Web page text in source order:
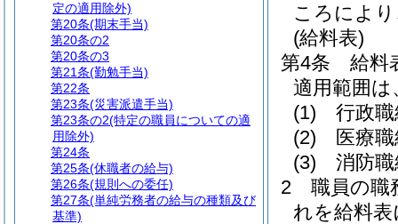
ころによ
(給料表)
第4条
給料
適用範囲
(1)
行政
(2)
医療
(3)
消防
2
職員の職
れを給料
定の適用除外)
第20条(期末手当)
第20条の2
第20条の3
第21条(勤勉手当)
第22条
第23条(災害派遣手当)
第23条の2(特定の職員についての適
用除外)
第24条
第25条(休職者の給与)
第26条(規則への委任)
第27条(単純労務者の給与の種類及び
基準)